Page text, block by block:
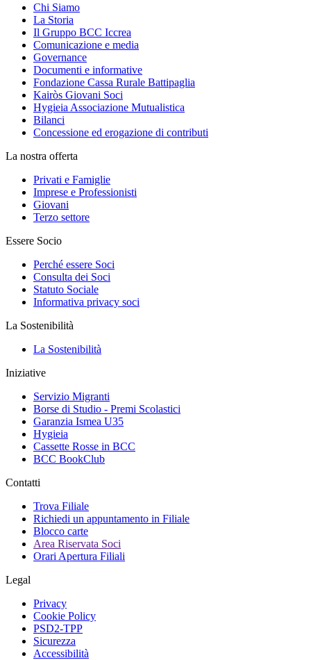
Chi Siamo
La Storia
Il Gruppo BCC Iccrea
Comunicazione e media
Governance
Documenti e informative
Fondazione Cassa Rurale Battipaglia
Kairòs Giovani Soci
Hygieia Associazione Mutualistica
Bilanci
Concessione ed erogazione di contributi
La nostra offerta
Privati e Famiglie
Imprese e Professionisti
Giovani
Terzo settore
Essere Socio
Perché essere Soci
Consulta dei Soci
Statuto Sociale
Informativa privacy soci
La Sostenibilità
La Sostenibilità
Iniziative
Servizio Migranti
Borse di Studio - Premi Scolastici
Garanzia Ismea U35
Hygieia
Cassette Rosse in BCC
BCC BookClub
Contatti
Trova Filiale
Richiedi un appuntamento in Filiale
Blocco carte
Area Riservata Soci
Orari Apertura Filiali
Legal
Privacy
Cookie Policy
PSD2-TPP
Sicurezza
Accessibilità